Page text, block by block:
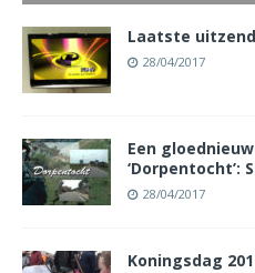
Laatste
28/04/2017
Een
‘Dorpentocht’:
28/04/2017
Koningsdag